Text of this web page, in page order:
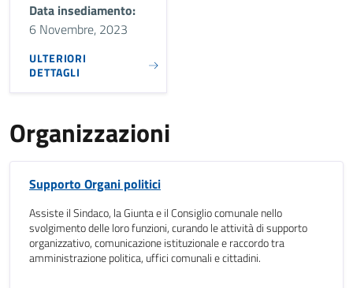
Data insediamento:
6 Novembre, 2023
ULTERIORI
DETTAGLI
Organizzazioni
Supporto Organi politici
Assiste il Sindaco, la Giunta e il Consiglio comunale nello
svolgimento delle loro funzioni, curando le attività di supporto
organizzativo, comunicazione istituzionale e raccordo tra
amministrazione politica, uffici comunali e cittadini.